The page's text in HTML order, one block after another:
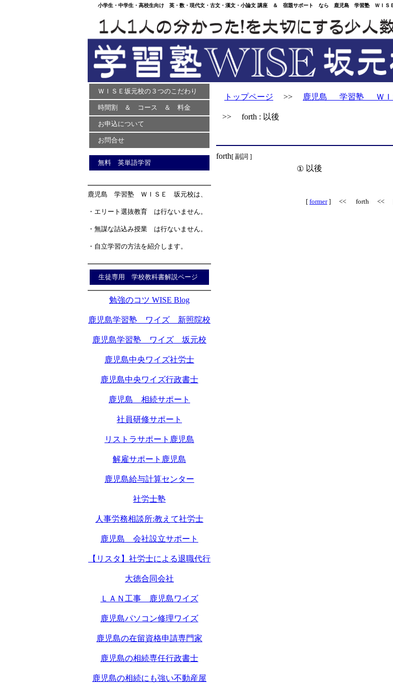
小学生・中学生・高校生向け 英・数・現代文・古文・漢文・小論文 講座 ＆ 宿題サポート なら 鹿児島 学習塾 ＷＩＳＥ
ＷＩＳＥ坂元校の３つのこだわり
時間割 ＆ コース ＆ 料金
お申込について
お問合せ
無料 英単語学習
鹿児島 学習塾 ＷＩＳＥ 坂元校は、
・エリート選抜教育 は行ないません。
・無謀な詰込み授業 は行ないません。
・自立学習の方法を紹介します。
生徒専用 学校教科書解説ページ
勉強のコツ WISE Blog
鹿児島学習塾 ワイズ 新照院校
鹿児島学習塾 ワイズ 坂元校
鹿児島中央ワイズ社労士
鹿児島中央ワイズ行政書士
鹿児島 相続サポート
社員研修サポート
リストラサポート鹿児島
解雇サポート鹿児島
鹿児島給与計算センター
社労士塾
人事労務相談所:教えて社労士
鹿児島 会社設立サポート
【リスタ】社労士による退職代行
大徳合同会社
ＬＡＮ工事 鹿児島ワイズ
鹿児島パソコン修理ワイズ
鹿児島の在留資格申請専門家
鹿児島の相続専任行政書士
鹿児島の相続にも強い不動産屋
トップページ >> 鹿児島 学習塾 ＷＩ
>> forth : 以後
forth[ 副詞 ]
① 以後
[ former] << forth <<